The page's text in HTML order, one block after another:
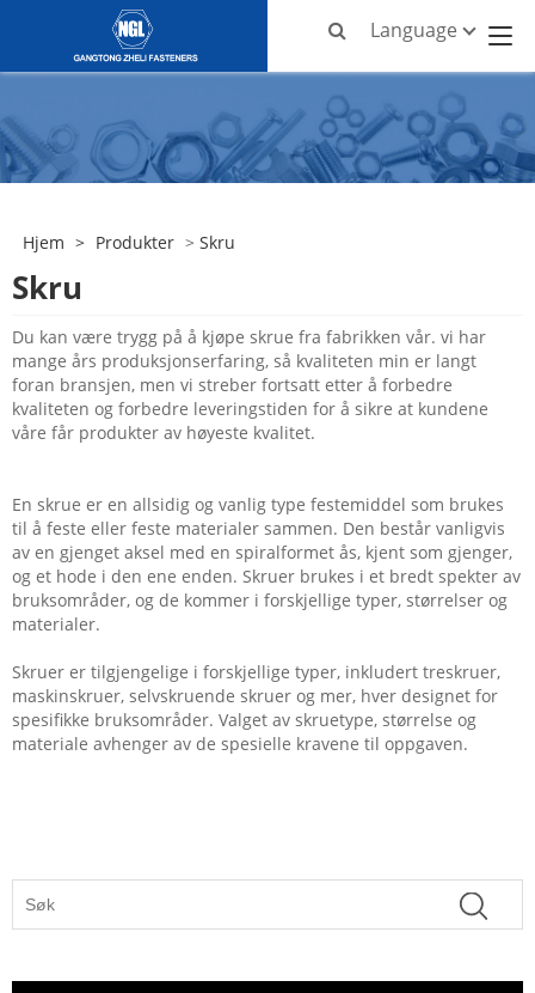
Language
Hjem > Produkter > Skru
Skru
Du kan være trygg på å kjøpe skrue fra fabrikken vår. vi har
mange års produksjonserfaring, så kvaliteten min er langt
foran bransjen, men vi streber fortsatt etter å forbedre
kvaliteten og forbedre leveringstiden for å sikre at kundene
våre får produkter av høyeste kvalitet.
En skrue er en allsidig og vanlig type festemiddel som brukes
til å feste eller feste materialer sammen. Den består vanligvis
av en gjenget aksel med en spiralformet ås, kjent som gjenger,
og et hode i den ene enden. Skruer brukes i et bredt spekter av
bruksområder, og de kommer i forskjellige typer, størrelser og
materialer.
Skruer er tilgjengelige i forskjellige typer, inkludert treskruer,
maskinskruer, selvskruende skruer og mer, hver designet for
spesifikke bruksområder. Valget av skruetype, størrelse og
materiale avhenger av de spesielle kravene til oppgaven.